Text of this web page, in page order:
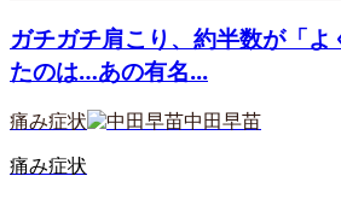
ガチガチ肩こり、約半数が「よ
たのは…あの有名...
痛み症状 中田早苗
痛み症状